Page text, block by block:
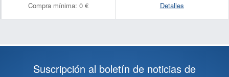
Compra mínima: 0 € Detalles
Suscripción al boletín de noticias de